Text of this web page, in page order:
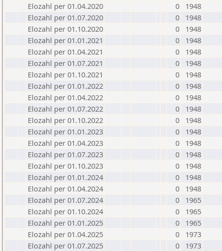
Elozahl per 01.04.2020
0
1948
Elozahl per 01.07.2020
0
1948
Elozahl per 01.10.2020
0
1948
Elozahl per 01.01.2021
0
1948
Elozahl per 01.04.2021
0
1948
Elozahl per 01.07.2021
0
1948
Elozahl per 01.10.2021
0
1948
Elozahl per 01.01.2022
0
1948
Elozahl per 01.04.2022
0
1948
Elozahl per 01.07.2022
0
1948
Elozahl per 01.10.2022
0
1948
Elozahl per 01.01.2023
0
1948
Elozahl per 01.04.2023
0
1948
Elozahl per 01.07.2023
0
1948
Elozahl per 01.10.2023
0
1948
Elozahl per 01.01.2024
0
1948
Elozahl per 01.04.2024
0
1948
Elozahl per 01.07.2024
0
1965
Elozahl per 01.10.2024
0
1965
Elozahl per 01.01.2025
0
1965
Elozahl per 01.04.2025
0
1973
Elozahl per 01.07.2025
0
1973